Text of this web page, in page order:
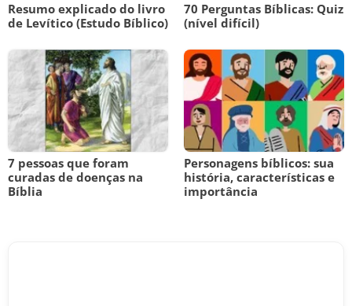
Resumo explicado do livro
de Levítico (Estudo Bíblico)
70 Perguntas Bíblicas: Quiz
(nível difícil)
7 pessoas que foram
curadas de doenças na
Bíblia
Personagens bíblicos: sua
história, características e
importância